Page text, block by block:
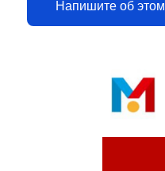
Напишите об этом